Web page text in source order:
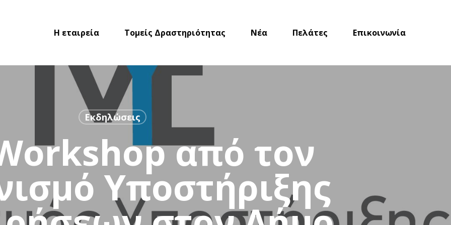
Η εταιρεία Τομείς Δραστηριότητας Νέα Πελάτες Επικοινωνία
Εκδηλώσεις
από τον
Υποστήριξης